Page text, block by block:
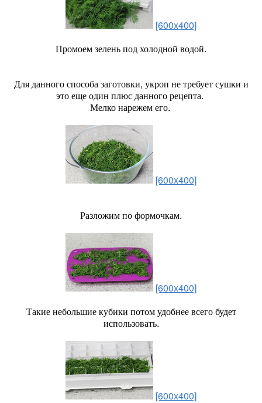
[600x400]
Промоем зелень под холодной водой.
Для данного способа заготовки, укроп не требует сушки и
это еще один плюс данного рецепта.
Мелко нарежем его.
[600x400]
Разложим по формочкам.
[600x400]
Такие небольшие кубики потом удобнее всего будет
использовать.
[600x400]